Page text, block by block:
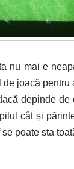
nu mai e
joacă pentru
depinde
cât și
poate sta